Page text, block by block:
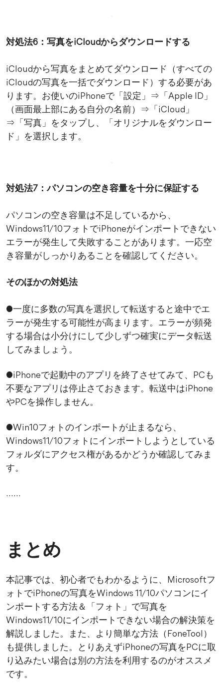
対処法6：写真をiCloudからダウンロードする
iCloudから写真をまとめてダウンロード（すべての
iCloudの写真を一括でダウンロード）する必要があ
ります。お使いのiPhoneで「設定」⇒「Apple ID」
（画面最上部にある自分の名前）⇒「iCloud」
⇒「写真」をタップし、「オリジナルをダウンロー
ド」を選択します。
対処法7：パソコンの空き容量を十分に保証する
パソコンの空き容量は不足しているから、
Windows11/10フォトでiPhoneがインポートできない
エラーが発生して失敗することがあります。一応空
き容量がしっかりあることを確認してください。
そのほかの対処法
●一度に多数の写真を選択して転送すると途中でエ
ラーが発生する可能性が高まります。エラーが頻発
する場合は小分けにして少しずつ確実にデータ転送
してみましょう。
●iPhoneで起動中のアプリを終了させてみて、PCも
不要なアプリは停止さておきます。転送中はiPhone
やPCを操作しません。
●Win10フォトのインポートが止まるなら、
Windows11/10フォトにインポートしようとしている
フォルダにアクセス権があるかどうか確認してみま
す。
……
まとめ
本記事では、初心者でもわかるように、Microsoftフ
ォトでiPhoneの写真をWindows 11/10パソコンにイ
ンポートする方法＆「フォト」で写真を
Windows11/10にインポートできない場合の解決策を
解説しました。また、より簡単な方法（FoneTool）
も提供しました。とりあえずiPhoneの写真をPCに取
り込みたい場合は別の方法を利用するのがオススメ
です。